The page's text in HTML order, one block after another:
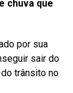
chuva que
por sua
sair do
trânsito no